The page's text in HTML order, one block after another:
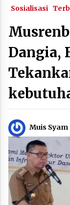
Sosialisasi
Dangia,
Muis Syam